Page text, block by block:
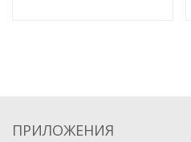
ПРИЛОЖЕНИЯ